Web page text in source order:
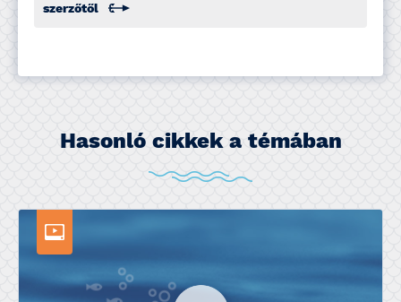
szerzőtől
Hasonló cikkek a témában